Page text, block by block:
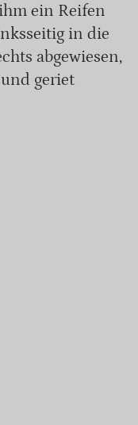
ein Reifen
in die
abgewiesen,
geriet